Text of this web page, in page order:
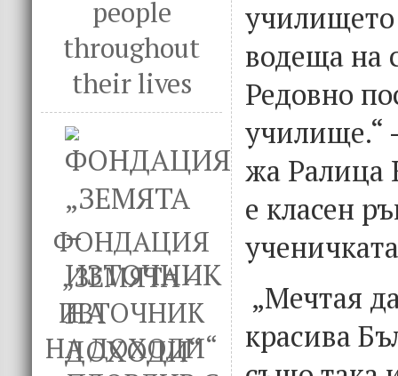
people
throughout
their lives
ФОНДАЦИЯ
„ЗЕМЯТА –
ИЗТОЧНИК
НА ДОХОДИ“
училището
водеща на
Редовно
училище.“
жа Ралица
е класен
„Мечтая
красива